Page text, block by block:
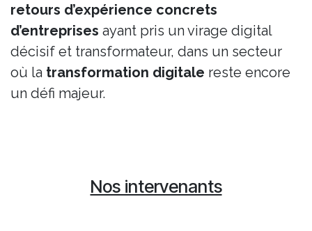
retours d’expérience concrets
d’entreprises ayant pris un virage digital
décisif et transformateur, dans un secteur
où la transformation digitale reste encore
un défi majeur.
Nos intervenants